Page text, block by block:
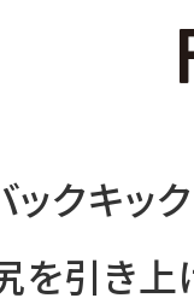
ックキッ
を引き